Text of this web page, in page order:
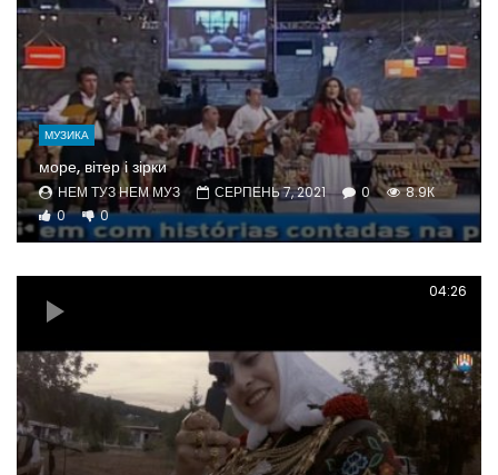
МУЗИКА
море, вітер і зірки
НЕМ ТУЗ НЕМ МУЗ СЕРПЕНЬ 7, 2021 0
8.9К
0
0
04:26